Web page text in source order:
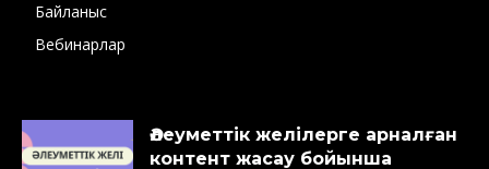
Байланыс
Вебинарлар
Әлеуметтік желілерге арналған
контент жасау бойынша